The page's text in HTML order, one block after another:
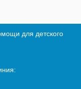
для детского